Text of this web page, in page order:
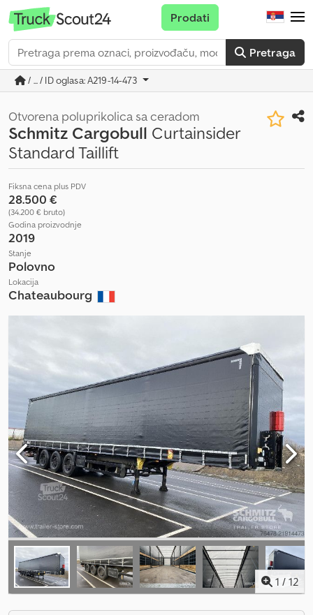
Pretraga
Prodati
/ ... / ID oglasa: A219-14-473
Otvorena poluprikolica sa ceradom
Schmitz Cargobull Curtainsider
Standard Taillift
Fiksna cena plus PDV
28.500 €
(34.200 € bruto)
Godina proizvodnje
2019
Stanje
Polovno
Lokacija
Chateaubourg
1 / 12